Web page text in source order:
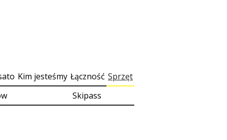
Kim jesteśmy Łączność Sprzęt
Skipass